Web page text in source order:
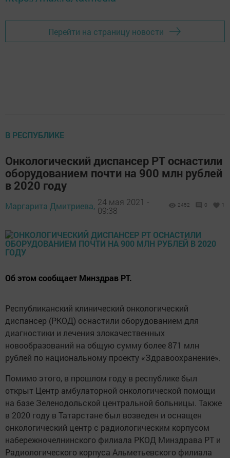
Перейти на страницу новости
В РЕСПУБЛИКЕ
Онкологический диспансер РТ оснастили
оборудованием почти на 900 млн рублей
в 2020 году
Маргарита Дмитриева, 24 мая 2021 -
09:38
2452 0 1
Об этом сообщает Минздрав РТ.
Республиканский клинический онкологический
диспансер (РКОД) оснастили оборудованием для
диагностики и лечения злокачественных
новообразований на общую сумму более 871 млн
рублей по национальному проекту «Здравоохранение».
Помимо этого, в прошлом году в республике был
открыт Центр амбулаторной онкологической помощи
на базе Зеленодольской центральной больницы. Также
в 2020 году в Татарстане был возведен и оснащен
онкологический центр с радиологическим корпусом
набережночелнинского филиала РКОД Минздрава РТ и
Радиологического корпуса Альметьевского филиала